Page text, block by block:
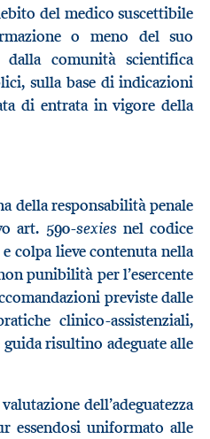
del medico suscettibile
o meno del suo
comunità scientifica
sulla base di indicazioni
di entrata in vigore della
della responsabilità penale
art. 590-sexiesnel codice
colpa lieve contenuta nella
punibilità per l’esercente
previste dalle
clinico-assistenziali,
risultino adeguate alle
dell’adeguatezza
essendosi uniformato alle